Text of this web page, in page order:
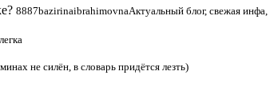
8887bazirinaibrahimovnaАктуальный блог, свежая
не силён, в словарь придётся лезть)